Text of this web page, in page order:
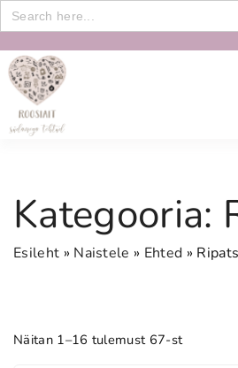
Search
for:
Kategooria:
Esileht » Naistele » Ehted »
Näitan 1–16 tulemust 67-st